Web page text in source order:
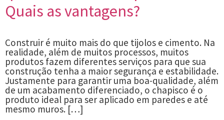
Quais as vantagens?
Construir é muito mais do que tijolos e cimento. Na
realidade, além de muitos processos, muitos
produtos fazem diferentes serviços para que sua
construção tenha a maior segurança e estabilidade.
Justamente para garantir uma boa-qualidade, além
de um acabamento diferenciado, o chapisco é o
produto ideal para ser aplicado em paredes e até
mesmo muros. […]